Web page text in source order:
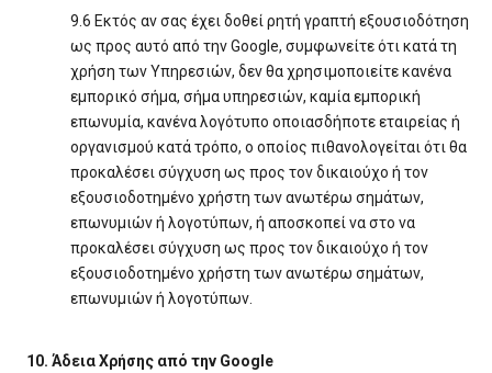
9.6 Εκτός αν σας έχει δοθεί ρητή γραπτή εξουσιοδότηση
ως προς αυτό από την Google, συμφωνείτε ότι κατά τη
χρήση των Υπηρεσιών, δεν θα χρησιμοποιείτε κανένα
εμπορικό σήμα, σήμα υπηρεσιών, καμία εμπορική
επωνυμία, κανένα λογότυπο οποιασδήποτε εταιρείας ή
οργανισμού κατά τρόπο, ο οποίος πιθανολογείται ότι θα
προκαλέσει σύγχυση ως προς τον δικαιούχο ή τον
εξουσιοδοτημένο χρήστη των ανωτέρω σημάτων,
επωνυμιών ή λογοτύπων, ή αποσκοπεί να στο να
προκαλέσει σύγχυση ως προς τον δικαιούχο ή τον
εξουσιοδοτημένο χρήστη των ανωτέρω σημάτων,
επωνυμιών ή λογοτύπων.
10. Άδεια Χρήσης από την Google